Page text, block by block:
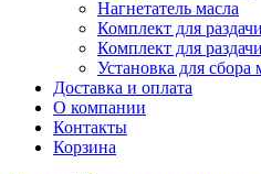
Нагнетатель масла
Комплект для
Комплект для
Установка для сбора
Доставка и оплата
О компании
Контакты
Корзина